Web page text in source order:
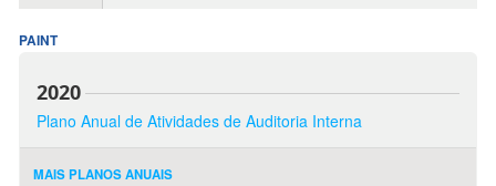
PAINT
2020
Plano Anual de Atividades de Auditoria Interna
MAIS PLANOS ANUAIS